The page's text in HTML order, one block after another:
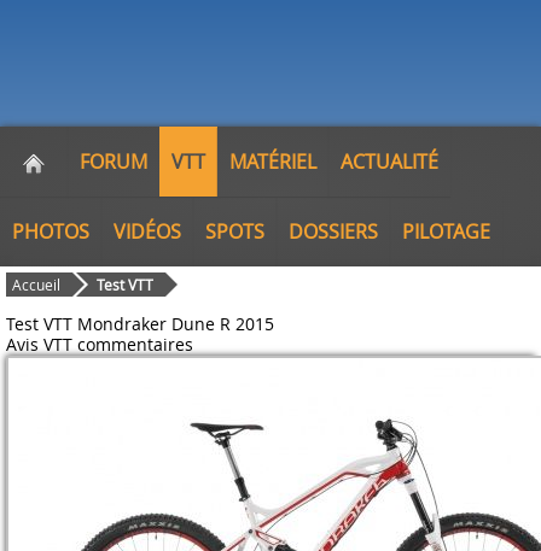
FORUM VTT MATÉRIEL ACTUALITÉ
PHOTOS VIDÉOS SPOTS DOSSIERS PILOTAGE
Accueil Test VTT
Test VTT Mondraker Dune R 2015
Avis VTT commentaires